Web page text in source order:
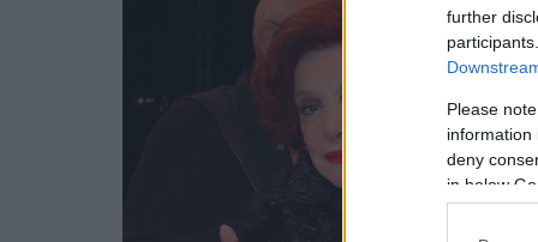
further
Please
information
deny
in below